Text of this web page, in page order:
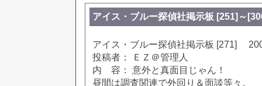
アイス・ブルー探偵社掲示板 [251]～
アイス・ブルー探偵社掲示板 [271]
投稿者： ＥＺ＠管理人
内 容： 意外と真面目じゃん！
昼間は調査関連で外回り＆面談等々。